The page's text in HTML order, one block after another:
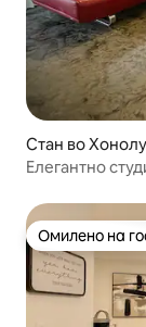
Стан во
Елегантно
Омилено на
Омилено на